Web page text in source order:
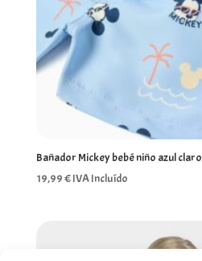
Bañador Mickey bebé niño azul claro
19,99€IVA Incluído